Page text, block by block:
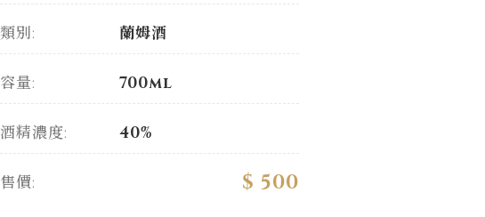
類別: 蘭姆酒
容量: 700ml
酒精濃度: 40%
售價: $ 500